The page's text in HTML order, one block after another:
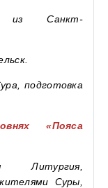
из Санкт-
подготовка
«Пояса
Литургия,
Суры,